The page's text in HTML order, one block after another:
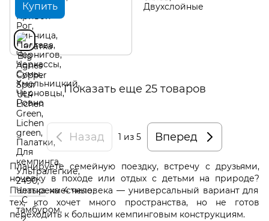
Купить
Показать еще 25 товаров
Назад 1 из 5 Вперед
Планируете семейную поездку, встречу с друзьями,
ночевку в походе или отдых с детьми на природе?
Палаткана 4 человека — универсальный вариант для
тех, кто хочет много пространства, но не готов
переходить к большим кемпинговым конструкциям.